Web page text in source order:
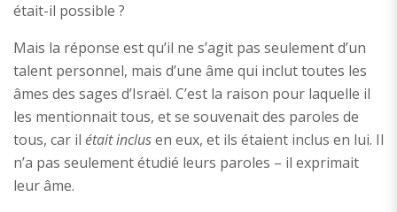
était-il possible ?
Mais la réponse est qu’il ne s’agit pas seulement d’un
talent personnel, mais d’une âme qui inclut toutes les
âmes des sages d’Israël. C’est la raison pour laquelle il
les mentionnait tous, et se souvenait des paroles de
tous, car il était inclusen eux, et ils étaient inclus en lui. Il
n’a pas seulement étudié leurs paroles – il exprimait
leur âme.